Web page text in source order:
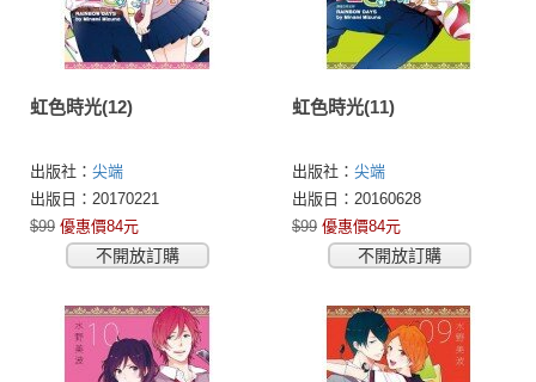
虹色時光(12)
出版社： 尖端
出版日：20170221
$99 優惠價84元
不開放訂購
虹色時光(11)
出版社： 尖端
出版日：20160628
$99 優惠價84元
不開放訂購